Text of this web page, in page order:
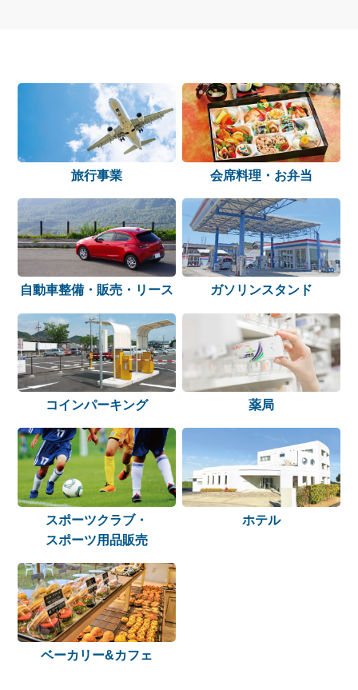
旅行事業 会席料理・お弁当
自動車整備・ 販売・リース ガソリンスタンド
コインパーキング 薬局
スポーツクラブ・
スポーツ用品販売
ホテル
ベーカリー&カフェ